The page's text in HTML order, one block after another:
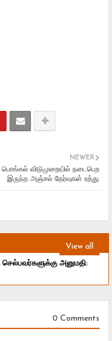
NEWER
பொங்கல் விடுமுறையில் நடைபெற
இருந்த அஞ்சல் தேர்வுகள் ரத்து.
View all
அனுமதி:
0 Comments